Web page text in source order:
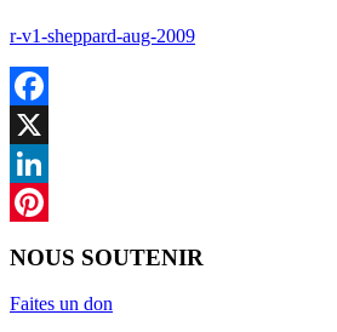
r-v1-sheppard-aug-2009
Facebook
X
LinkedIn
NOUS SOUTENIR
Faites un don